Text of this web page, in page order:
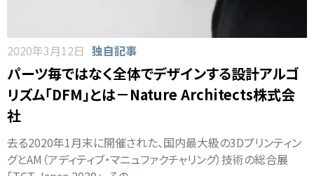
2020年3月12日 独自記事
パーツ毎ではなく全体でデザインする設計アルゴ
リズム「DFM」とは－Nature Architects株式会
社
去る2020年1月末に開催された、国内最大級の3Dプリンティン
グとAM（アディティブ・マニュファクチャリング）技術の総合展